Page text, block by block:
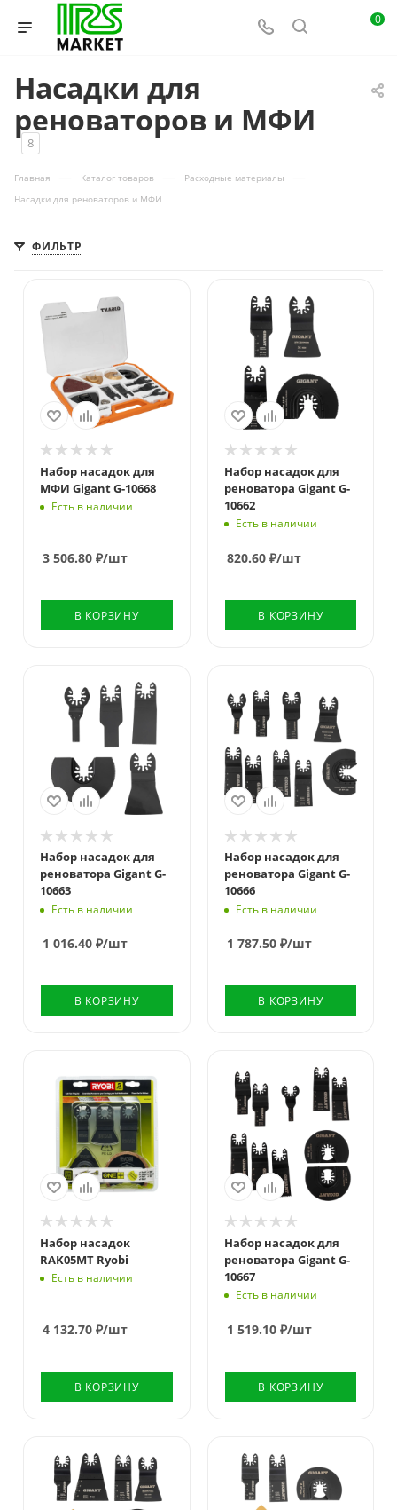
0
Насадки для
реноваторов и МФИ
8
Главная — Каталог товаров — Расходные материалы —
Насадки для реноваторов и МФИ
ФИЛЬТР
Набор насадок для
МФИ Gigant G-10668
Есть в наличии
3 506.80 ₽/шт
В КОРЗИНУ
Набор насадок для
реноватора Gigant G-
10662
Есть в наличии
820.60₽/шт
В КОРЗИНУ
Набор насадок для
реноватора Gigant G-
10663
Есть в наличии
1 016.40 ₽/шт
В КОРЗИНУ
Набор насадок для
реноватора Gigant G-
10666
Есть в наличии
1 787.50₽/шт
В КОРЗИНУ
Набор насадок
RAK05MT Ryobi
Есть в наличии
4 132.70 ₽/шт
В КОРЗИНУ
Набор насадок для
реноватора Gigant G-
10667
Есть в наличии
1 519.10₽/шт
В КОРЗИНУ